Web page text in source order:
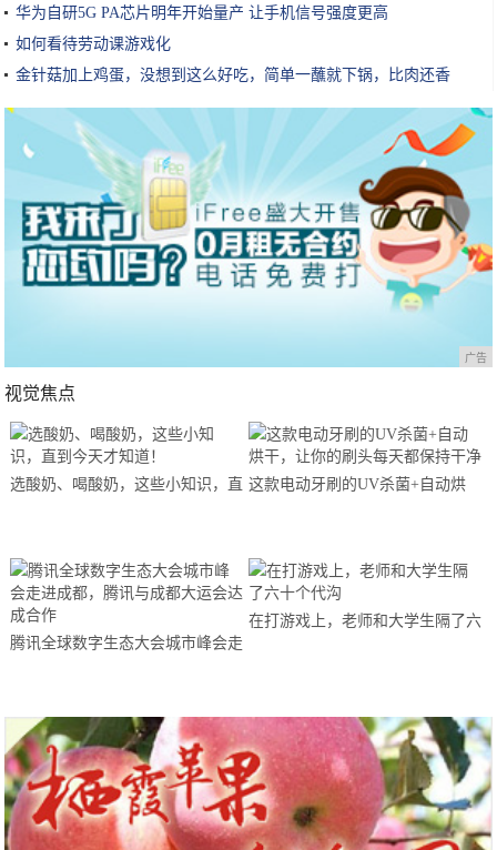
华为自研5G PA芯片明年开始量产 让手机信号强度更高
如何看待劳动课游戏化
金针菇加上鸡蛋，没想到这么好吃，简单一蘸就下锅，比肉还香
广告
视觉焦点
选酸奶、喝酸奶，这些小知识，直 这款电动牙刷的UV杀菌+自动烘
腾讯全球数字生态大会城市峰会走
在打游戏上，老师和大学生隔了六